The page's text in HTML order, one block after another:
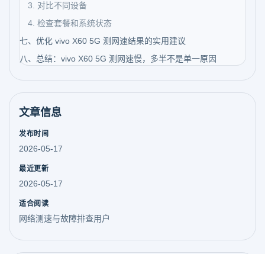
3. 对比不同设备
4. 检查套餐和系统状态
七、优化 vivo X60 5G 测网速结果的实用建议
八、总结：vivo X60 5G 测网速慢，多半不是单一原因
文章信息
发布时间
2026-05-17
最近更新
2026-05-17
适合阅读
网络测速与故障排查用户